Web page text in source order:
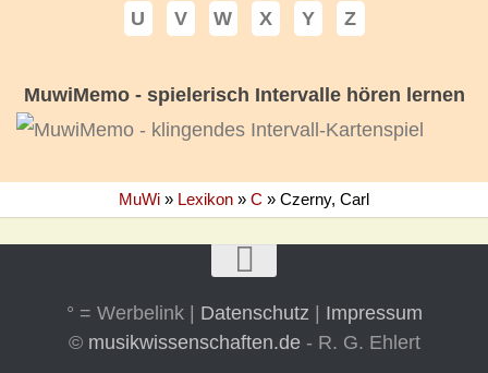
U
V W X Y Z
MuwiMemo - spielerisch Intervalle hören lernen
MuWi » Lexikon » C » Czerny, Carl
° = Werbelink | Datenschutz
Impressum
© musikwissenschaften.de- R. G. Ehlert